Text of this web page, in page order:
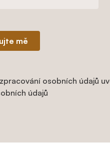
mě
osobních údajů
údajů